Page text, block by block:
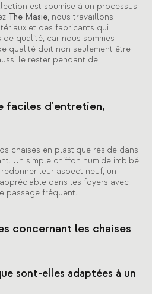
est soumise à un processus
The Masie, nous travaillons
et des fabricants qui
qualité, car nous sommes
qualité doit non seulement être
le rester pendant de
faciles d'entretien,
chaises en plastique réside dans
Un simple chiffon humide imbibé
leur aspect neuf, un
dans les foyers avec
passage fréquent.
concernant les chaises
sont-elles adaptées à un